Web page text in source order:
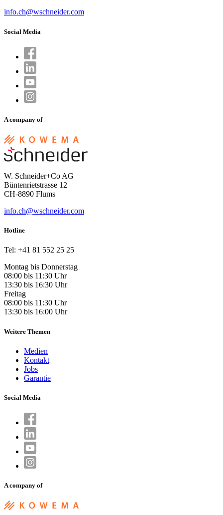
info.ch@wschneider.com
Social Media
A company of
W. Schneider+Co AG
Büntenrietstrasse 12
CH-8890 Flums
info.ch@wschneider.com
Hotline
Tel: +41 81 552 25 25
Montag bis Donnerstag
08:00 bis 11:30 Uhr
13:30 bis 16:30 Uhr
Freitag
08:00 bis 11:30 Uhr
13:30 bis 16:00 Uhr
Weitere Themen
Medien
Kontakt
Jobs
Garantie
Social Media
A company of